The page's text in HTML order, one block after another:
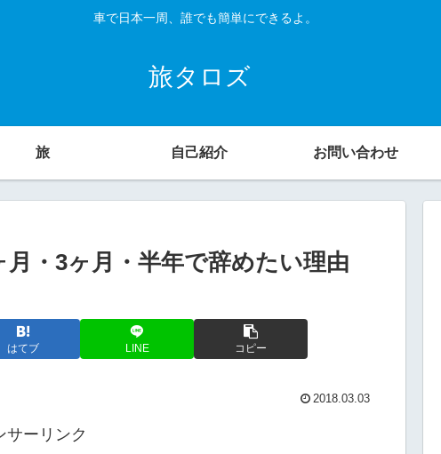
車で日本一周、誰でも簡単にできるよ。
旅タロズ
旅 自己紹介 お問い合わせ
・3ヶ月・半年で辞めたい理由
はてブ LINE コピー
2018.03.03
サーリンク